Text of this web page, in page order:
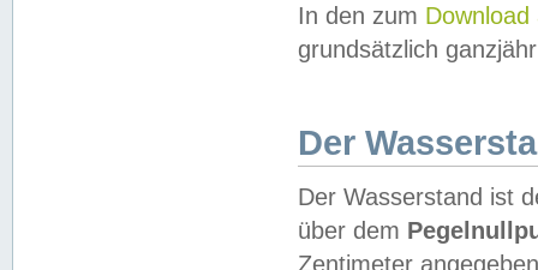
In den zum Download
grundsätzlich
Der
Der Wasserstand ist
über dem
Zentimeter